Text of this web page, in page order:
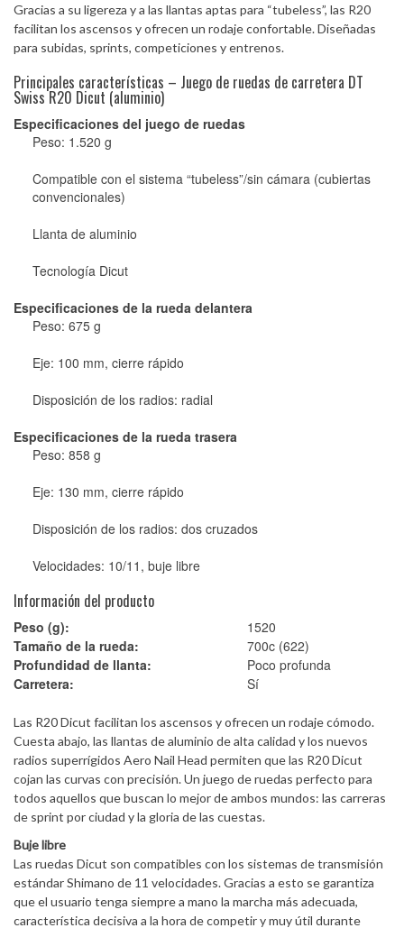
Gracias a su ligereza y a las llantas aptas para “tubeless”, las R20
facilitan los ascensos y ofrecen un rodaje confortable. Diseñadas
para subidas, sprints, competiciones y entrenos.
Principales características – Juego de ruedas de carretera DT
Swiss R20 Dicut (aluminio)
Especificaciones del juego de ruedas
Peso: 1.520 g
Compatible con el sistema “tubeless”/sin cámara (cubiertas
convencionales)
Llanta de aluminio
Tecnología Dicut
Especificaciones de la rueda delantera
Peso: 675 g
Eje: 100 mm, cierre rápido
Disposición de los radios: radial
Especificaciones de la rueda trasera
Peso: 858 g
Eje: 130 mm, cierre rápido
Disposición de los radios: dos cruzados
Velocidades: 10/11, buje libre
Información del producto
Peso (g):
1520
Tamaño de la rueda:
700c (622)
Profundidad de llanta:
Poco profunda
Carretera:
Sí
Las R20 Dicut facilitan los ascensos y ofrecen un rodaje cómodo.
Cuesta abajo, las llantas de aluminio de alta calidad y los nuevos
radios superrígidos Aero Nail Head permiten que las R20 Dicut
cojan las curvas con precisión. Un juego de ruedas perfecto para
todos aquellos que buscan lo mejor de ambos mundos: las carreras
de sprint por ciudad y la gloria de las cuestas.
Buje libre
Las ruedas Dicut son compatibles con los sistemas de transmisión
estándar Shimano de 11 velocidades. Gracias a esto se garantiza
que el usuario tenga siempre a mano la marcha más adecuada,
característica decisiva a la hora de competir y muy útil durante